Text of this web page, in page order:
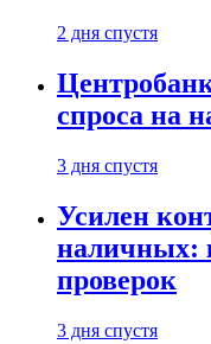
2 дня спустя
спроса на
3 дня спустя
Усилен
наличных:
проверок
3 дня спустя